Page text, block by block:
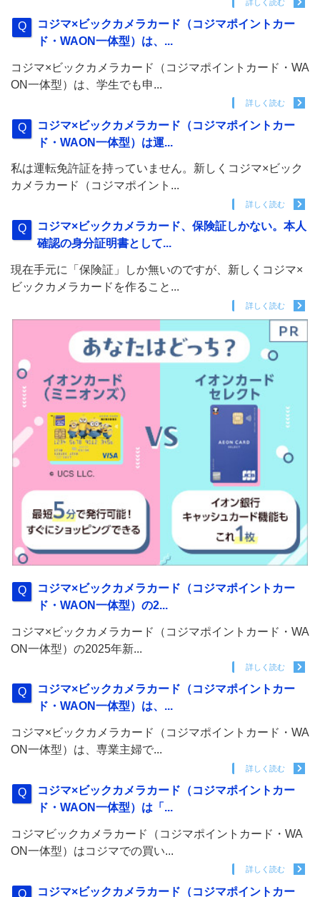
詳しく読む
コジマ×ビックカメラカード（コジマポイントカー
ド・WAON一体型）は、...
コジマ×ビックカメラカード（コジマポイントカード・WA
ON一体型）は、学生でも申...
詳しく読む
コジマ×ビックカメラカード（コジマポイントカー
ド・WAON一体型）は運...
私は運転免許証を持っていません。新しくコジマ×ビック
カメラカード（コジマポイント...
詳しく読む
コジマ×ビックカメラカード、保険証しかない。本人
確認の身分証明書として...
現在手元に「保険証」しか無いのですが、新しくコジマ×
ビックカメラカードを作ること...
詳しく読む
コジマ×ビックカメラカード（コジマポイントカー
ド・WAON一体型）の2...
コジマ×ビックカメラカード（コジマポイントカード・WA
ON一体型）の2025年新...
詳しく読む
コジマ×ビックカメラカード（コジマポイントカー
ド・WAON一体型）は、...
コジマ×ビックカメラカード（コジマポイントカード・WA
ON一体型）は、専業主婦で...
詳しく読む
コジマ×ビックカメラカード（コジマポイントカー
ド・WAON一体型）は「...
コジマビックカメラカード（コジマポイントカード・WA
ON一体型）はコジマでの買い...
詳しく読む
コジマ×ビックカメラカード（コジマポイントカー